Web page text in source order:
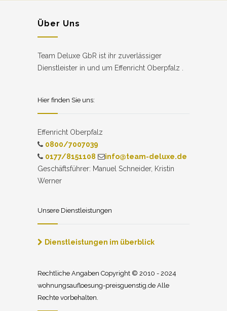
Über Uns
Team Deluxe GbR ist ihr zuverlässiger
Dienstleister in und um Effenricht Oberpfalz .
Hier finden Sie uns:
Effenricht Oberpfalz
0800/7007039
0177/8151108
info@team-deluxe.de
Geschäftsführer: Manuel Schneider, Kristin
Werner
Unsere Dienstleistungen
Dienstleistungen im überblick
Rechtliche Angaben Copyright © 2010 - 2024
wohnungsaufloesung-preisguenstig.de Alle
Rechte vorbehalten.